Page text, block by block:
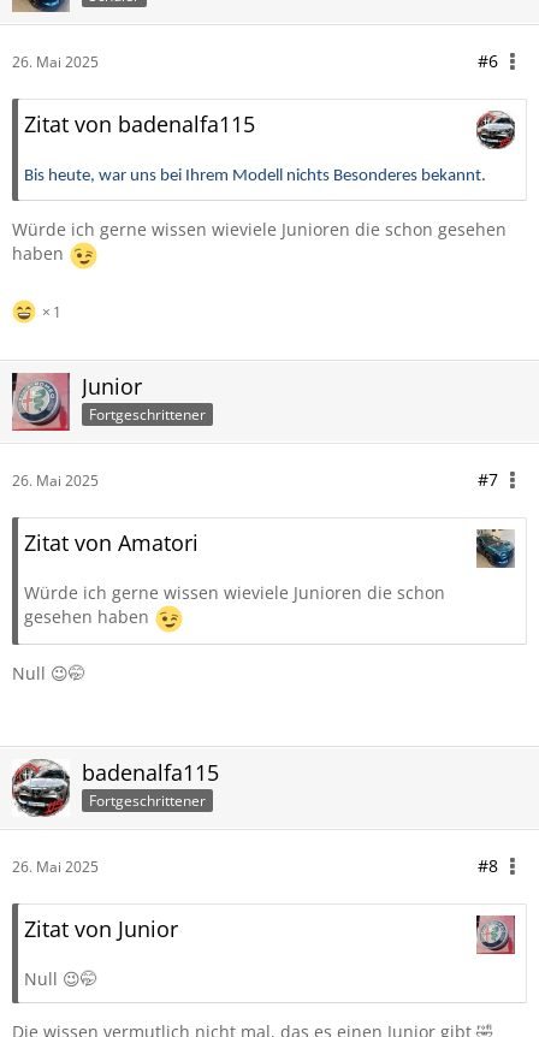
26. Mai 2025 #6
Zitat von badenalfa115
Bis heute, war uns bei Ihrem Modell nichts Besonderes bekannt.
Würde ich gerne wissen wieviele Junioren die schon gesehen
haben
1
Junior
Fortgeschrittener
26. Mai 2025 #7
Zitat von Amatori
Würde ich gerne wissen wieviele Junioren die schon
gesehen haben
Null 😉🤭
badenalfa115
Fortgeschrittener
26. Mai 2025 #8
Zitat von Junior
Null 😉🤭
Die wissen vermutlich nicht mal, das es einen Junior gibt 🤣